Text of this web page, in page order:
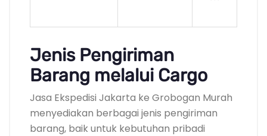
Jenis Pengiriman
Barang melalui Cargo
Jasa Ekspedisi Jakarta ke Grobogan Murah
menyediakan berbagai jenis pengiriman
barang, baik untuk kebutuhan pribadi